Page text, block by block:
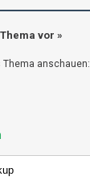
vor »